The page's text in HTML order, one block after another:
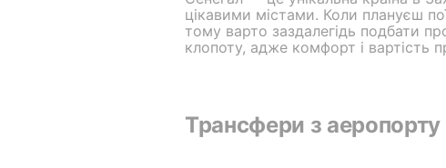
цікавими містами. Коли плануєш
тому варто заздалегідь подбати
клопоту, адже комфорт і вартість
Трансфери з аеропорту